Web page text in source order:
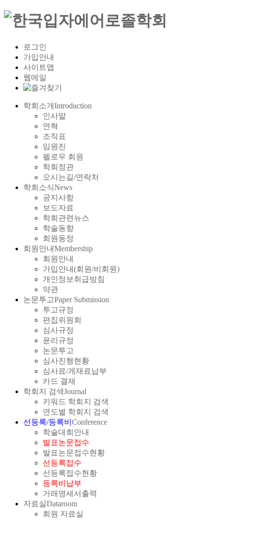
로그인
가입안내
사이트맵
웹메일
학회소개Introduction
인사말
연혁
조직표
임원진
펠로우 회원
학회정관
오시는길/연락처
학회소식News
공지사항
보도자료
학회관련뉴스
학술동향
회원동정
회원안내Membership
회원안내
가입안내(회원/비회원)
개인정보취급방침
약관
논문투고Paper Submission
투고규정
편집위원회
심사규정
윤리규정
논문투고
심사진행현황
심사료/게재료납부
카드 결제
학회지 검색Journal
키워드 학회지 검색
연도별 학회지 검색
선등록/등록비 Conference
학술대회안내
발표논문접수
발표논문접수현황
선등록접수
선등록접수현황
등록비납부
거래명세서출력
자료실Dataroom
회원 자료실